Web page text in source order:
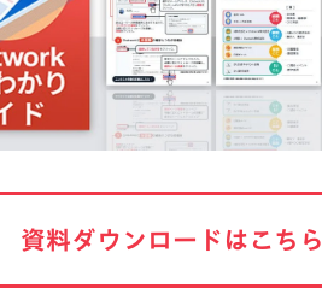
資料ダウンロードはこちら